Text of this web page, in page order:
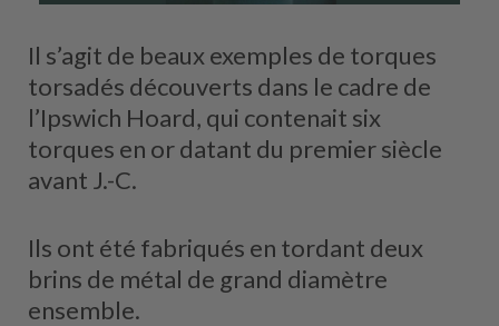
Il s’agit de beaux exemples de torques
torsadés découverts dans le cadre de
l’Ipswich Hoard, qui contenait six
torques en or datant du premier siècle
avant J.-C.
Ils ont été fabriqués en tordant deux
brins de métal de grand diamètre
ensemble.